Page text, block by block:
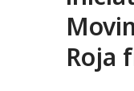
Roja